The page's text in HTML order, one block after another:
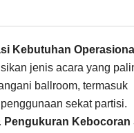
Kebutuhan Operasional
jenis acara yang
ballroom, termasuk
sekat partisi.
Pengukuran Kebocoran